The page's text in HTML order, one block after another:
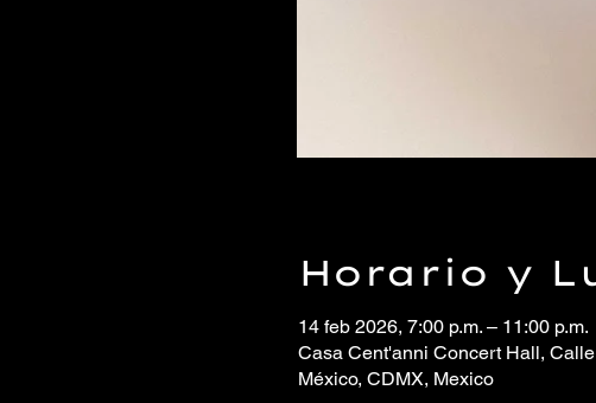
Horario y
14 feb 2026, 7:00 p.m. – 11:00 p.m.
Casa Cent'anni Concert Hall,
México, CDMX, Mexico